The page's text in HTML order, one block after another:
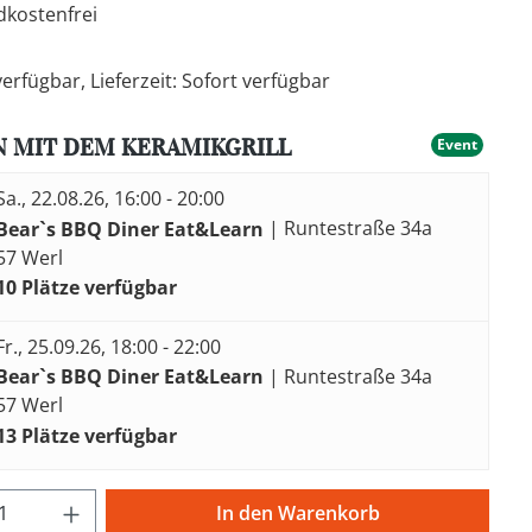
Lieferzeit: Sofort verfügbar
MIT DEM KERAMIKGRILL Event
22.08.26, 16:00 - 20:00
BBQ Diner Eat&Learn | Runtestraße 34a
Werl
Plätze verfügbar
25.09.26, 18:00 - 22:00
BBQ Diner Eat&Learn | Runtestraße 34a
Werl
Plätze verfügbar
Anzahl: Gib den gewünschten Wert
In den Warenkorb